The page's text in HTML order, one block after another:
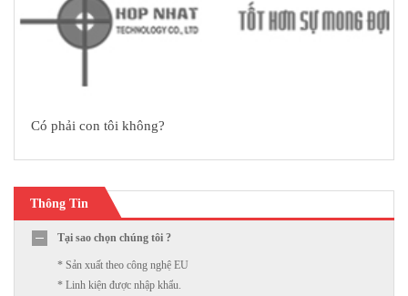
Có phải con tôi không?
Thông Tin
Tại sao chọn chúng tôi ?
* Sản xuất theo công nghệ EU
* Linh kiện được nhập khẩu.